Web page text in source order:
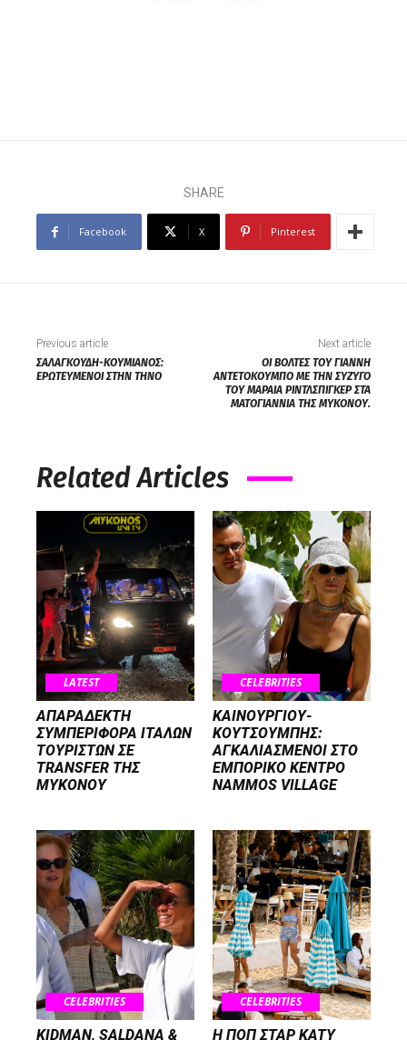
SHARE
Facebook X Pinterest
Previous article
ΣΑΛΑΓΚΟΥΔΗ-ΚΟΥΜΙΑΝΟΣ:
ΕΡΩΤΕΥΜΕΝΟΙ ΣΤΗΝ ΤΗΝΟ
Next article
ΟΙ ΒΟΛΤΕΣ ΤΟΥ ΓΙΑΝΝΗ
ΑΝΤΕΤΟΚΟΥΜΠΟ ΜΕ ΤΗΝ ΣΥΖΥΓΟ
ΤΟΥ ΜΑΡΑΙΑ ΡΙΝΤΛΣΠΙΓΚΕΡ ΣΤΑ
ΜΑΤΟΓΙΑΝΝΙΑ ΤΗΣ ΜΥΚΟΝΟΥ.
Related Articles
LATEST
ΑΠΑΡΑΔΕΚΤΗ
ΣΥΜΠΕΡΙΦΟΡΑ ΙΤΑΛΩΝ
ΤΟΥΡΙΣΤΩΝ ΣΕ
TRANSFER ΤΗΣ
ΜΥΚΟΝΟΥ
CELEBRITIES
ΚΑΙΝΟΥΡΓΙΟΥ-
ΚΟΥΤΣΟΥΜΠΗΣ:
ΑΓΚΑΛΙΑΣΜΕΝΟΙ ΣΤΟ
ΕΜΠΟΡΙΚΟ ΚΕΝΤΡΟ
NAMMOS VILLAGE
CELEBRITIES
KIDMAN, SALDANA &
CELEBRITIES
H ΠΟΠ ΣΤΑΡ KATY